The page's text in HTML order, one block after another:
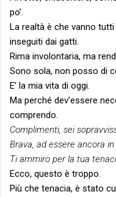
po’.
La realtà è che vanno
inseguiti dai gatti.
Rima involontaria, ma
Sono sola, non posso di
E’ la mia vita di oggi.
Ma perché dev’essere
comprendo.
Complimenti, sei
Brava, ad essere ancora in
Ti ammiro per la tua
Ecco, questo è troppo.
Più che tenacia, è stato